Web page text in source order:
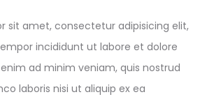
sit amet, consectetur adipisicing elit,
incididunt ut labore et dolore
ad minim veniam, quis nostrud
laboris nisi ut aliquip ex ea